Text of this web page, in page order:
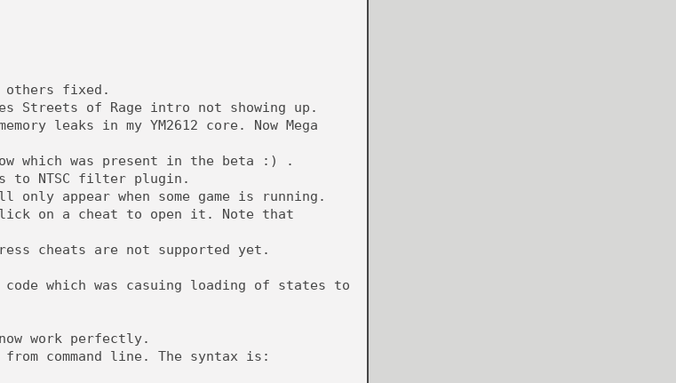
others fixed.
Streets of Rage intro not showing up.
leaks in my YM2612 core. Now Mega
which was present in the beta :) .
to NTSC filter plugin.
appear when some game is running.
on a cheat to open it. Note that
cheats are not supported yet.
which was casuing loading of states to
work perfectly.
command line. The syntax is: